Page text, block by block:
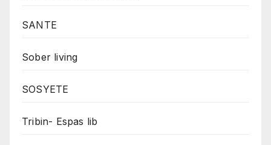
SANTE
Sober living
SOSYETE
Tribin- Espas lib